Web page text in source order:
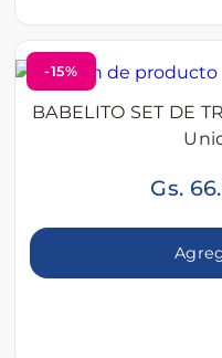
-15%
BABELITO SET DE
Gs.